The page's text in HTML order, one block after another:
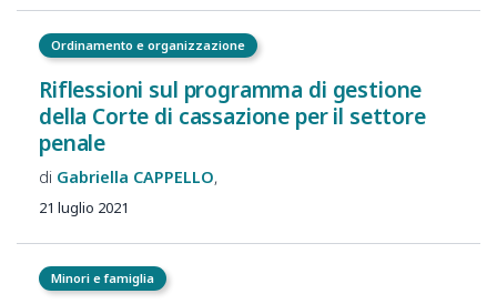
Ordinamento e organizzazione
Riflessioni sul programma di gestione
della Corte di cassazione per il settore
penale
Gabriella CAPPELLO
21 luglio 2021
Minori e famiglia